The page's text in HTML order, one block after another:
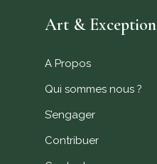
Art & Exception
A Propos
Qui sommes nous ?
S’engager
Contribuer